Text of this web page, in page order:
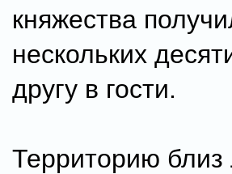
княжества
нескольких
другу в гости.
Территорию